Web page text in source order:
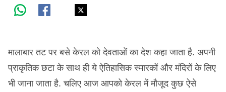
मालाबार तट पर बसे केरल को देवताओं का देश कहा जाता है. अपनी
प्राकृतिक छटा के साथ ही ये ऐतिहासिक स्मारकों और मंदिरों के लिए
भी जाना जाता है. चलिए आज आपको केरल में मौजूद कुछ ऐसे